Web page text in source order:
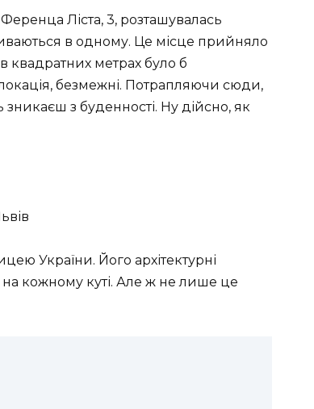
Ліста, 3, розташувалась
в одному. Це місце прийняло
квадратних метрах було б
безмежні. Потрапляючи сюди,
з буденності. Ну дійсно, як
України. Його архітектурні
кожному куті. Але ж не лише це